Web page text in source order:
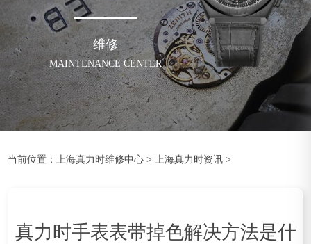
维修
MAINTENANCE CENTER
当前位置： 上海真力时维修中心 > 上海真力时资讯 >
真力时手表表带掉色解决方法是什